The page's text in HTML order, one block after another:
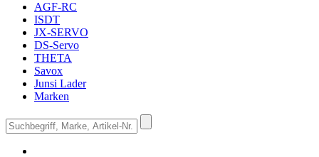
AGF-RC
ISDT
JX-SERVO
DS-Servo
THETA
Savox
Junsi Lader
Marken